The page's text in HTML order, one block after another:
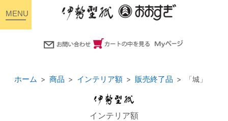
ホーム 商品 インテリア額 販売終了品 「城」
インテリア額
toggle
navigation